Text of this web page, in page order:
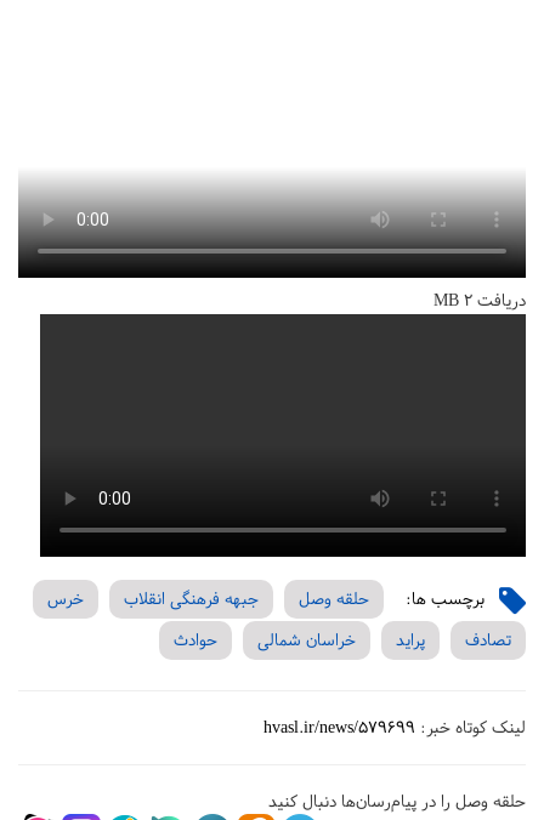
دریافت 2 MB
برچسب ها: حلقه وصل جبهه فرهنگی انقلاب
خرس
تصادف
پراید خراسان شمالی حوادث
لینک کوتاه خبر: hvasl.ir/news/579699
حلقه وصل را در پیام‌رسان‌ها دنبال کنید